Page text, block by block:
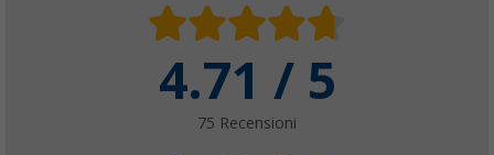
4.71 / 5
75 Recensioni